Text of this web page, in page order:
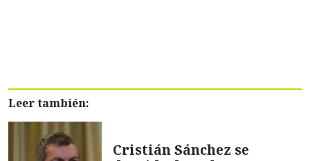
Leer también:
Cristián Sánchez se